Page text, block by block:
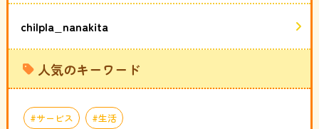
chilpla_nanakita
人気のキーワード
サービス 生活